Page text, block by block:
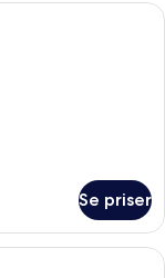
topp kvalitet, safe på
Se priser